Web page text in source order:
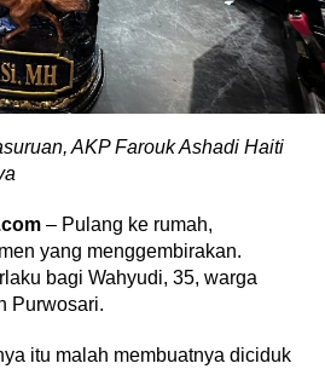
AKP Farouk Ashadi Haiti
– Pulang ke rumah,
yang menggembirakan.
bagi Wahyudi, 35, warga
Purwosari.
itu malah membuatnya diciduk